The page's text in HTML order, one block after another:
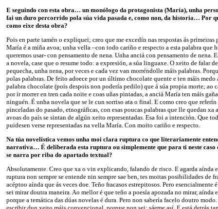
E seguindo con esta obra… un monólogo da protagonista (María), unha
fai un duro percorrido pola súa vida pasada e, como non, da historia… Por
como eixe desta obra?
Pois en parte tamén o expliquei; creo que me excedín nas respostas ás primeiras
María é a miña avoa; unha vella –con todo cariño e respecto a esta palabra que
queremos usar- con pensamento de nena. Unha anciá con pensamento de nena.
a novela, case que o resume todo: a expresión, a súa linguaxe. O xeito de falar
pequecha, unha nena, por veces e cada vez van morréndolle máis palabras.
polas palabras. De feito adoece por un último chocolate quente e ten máis medo
palabra chocolate (pois despois non podería pedilo) que á súa propia morte; ao
por ir morrer en tren cada noite e coas uñas pintadas, a anciá María ten máis
ninguén. É unha novela que se le cun sorriso ata o final. E como creo que
pinceladas do pasado, etnográficas, con esas poucas palabras que lle quedan xa
avoas do país se sintan de algún xeito representadas. Esa foi a intención. Que
puidesen verse representadas na vella María. Con moito cariño e respecto.
Na túa novelística vemos unha moi clara ruptura co que literariamente
narrativa… É deliberada esta ruptura ou simplemente que para ti neste caso
se narra por riba do apartado textual?
Absolutamente. Creo que xa o vin explicando, falando de risco. E agarda aínda e
ruptura non sempre se entende nin sempre sae ben, tes moitas posibilidades de
acéptoo aínda que ás veces doe. Teño fracasos estrepitosos. Pero esencialmente
sei mirar doutra maneira. Ao mellor é que teño a poesía apozada no mirar, aínda
porque a temática das dúas novelas é dura. Pero non sabería facelo doutro